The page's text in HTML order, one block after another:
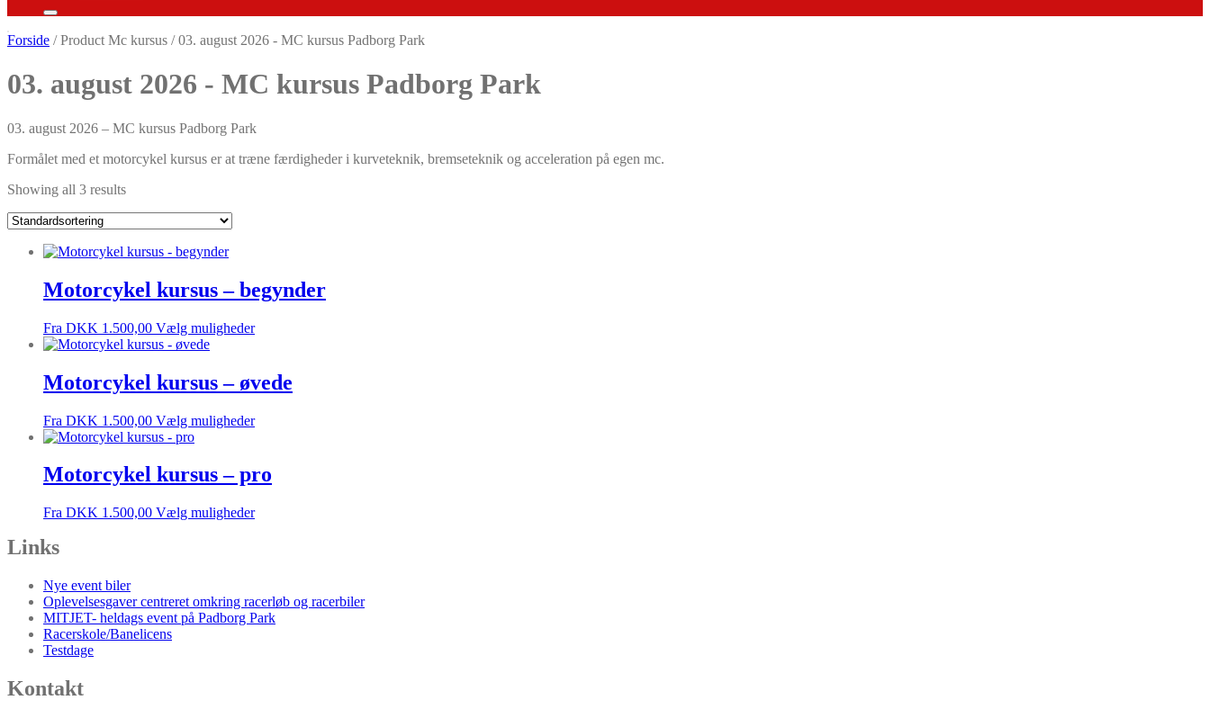
Forside / Product Mc kursus / 03. august 2026 - MC kursus Padborg Park
03. august 2026 - MC kursus Padborg Park
03. august 2026 – MC kursus Padborg Park
Formålet med et motorcykel kursus er at træne færdigheder i kurveteknik, bremseteknik og acceleration på egen mc.
Showing all 3 results
Motorcykel kursus – begynder
Fra DKK 1.500,00 Vælg muligheder
Motorcykel kursus – øvede
Fra DKK 1.500,00 Vælg muligheder
Motorcykel kursus – pro
Fra DKK 1.500,00 Vælg muligheder
Links
Nye event biler
Oplevelsesgaver centreret omkring racerløb og racerbiler
MITJET- heldags event på Padborg Park
Racerskole/Banelicens
Testdage
Kontakt